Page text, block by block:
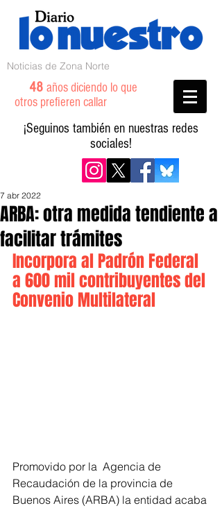
Noticias de Zona Norte
48 años diciendo lo que
otros prefieren callar
¡Seguinos también en nuestras redes
sociales!
ARBA: otra medida tendiente a
facilitar trámites
7 abr 2022
Incorpora al Padrón Federal
a 600 mil contribuyentes del
Convenio Multilateral
Promovido por la  Agencia de
Recaudación de la provincia de
Buenos Aires (ARBA) la entidad acaba